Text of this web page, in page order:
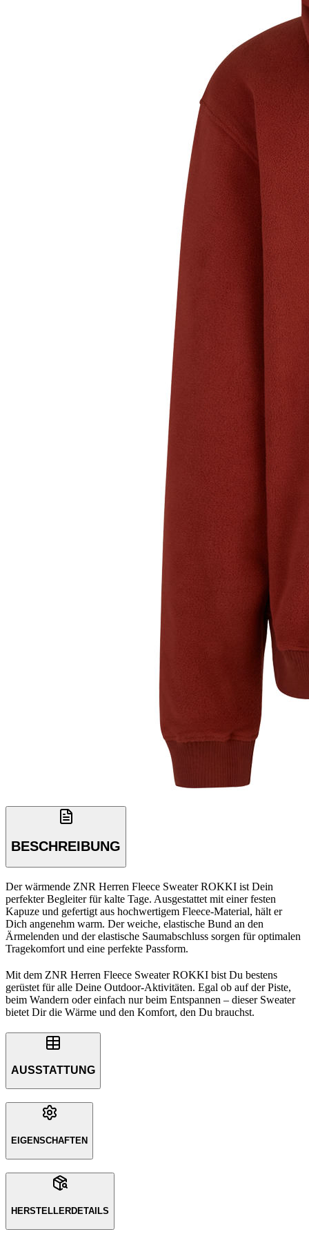
BESCHREIBUNG
Der wärmende ZNR Herren Fleece Sweater ROKKI ist Dein
perfekter Begleiter für kalte Tage. Ausgestattet mit einer festen
Kapuze und gefertigt aus hochwertigem Fleece-Material, hält er
Dich angenehm warm. Der weiche, elastische Bund an den
Ärmelenden und der elastische Saumabschluss sorgen für optimalen
Tragekomfort und eine perfekte Passform.
Mit dem ZNR Herren Fleece Sweater ROKKI bist Du bestens
gerüstet für alle Deine Outdoor-Aktivitäten. Egal ob auf der Piste,
beim Wandern oder einfach nur beim Entspannen – dieser Sweater
bietet Dir die Wärme und den Komfort, den Du brauchst.
AUSSTATTUNG
EIGENSCHAFTEN
HERSTELLERDETAILS